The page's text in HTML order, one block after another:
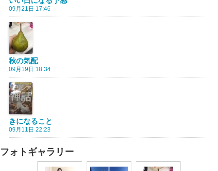
09月21日 17:46
秋の気配
09月19日 18:34
きになること
09月11日 22:23
フォトギャラリー